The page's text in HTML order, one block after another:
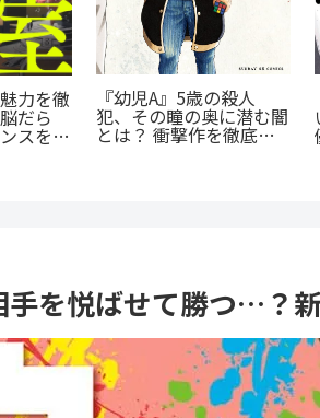
うの女
母とし
成長に
『たろうのまにまに』徹
底紹介！クズなヒモ男に
沼る人続出の理由と「ま
にまに」の意味とは？
手を悦ばせて勝つ…？